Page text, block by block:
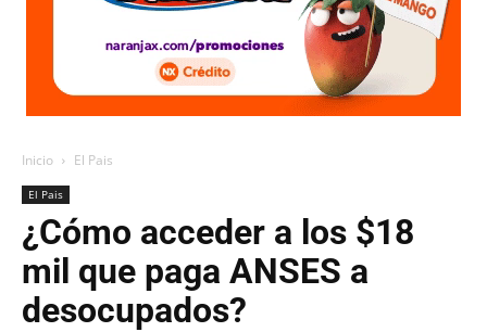
Inicio El Pais
El Pais
¿Cómo acceder a los $18
mil que paga ANSES a
desocupados?